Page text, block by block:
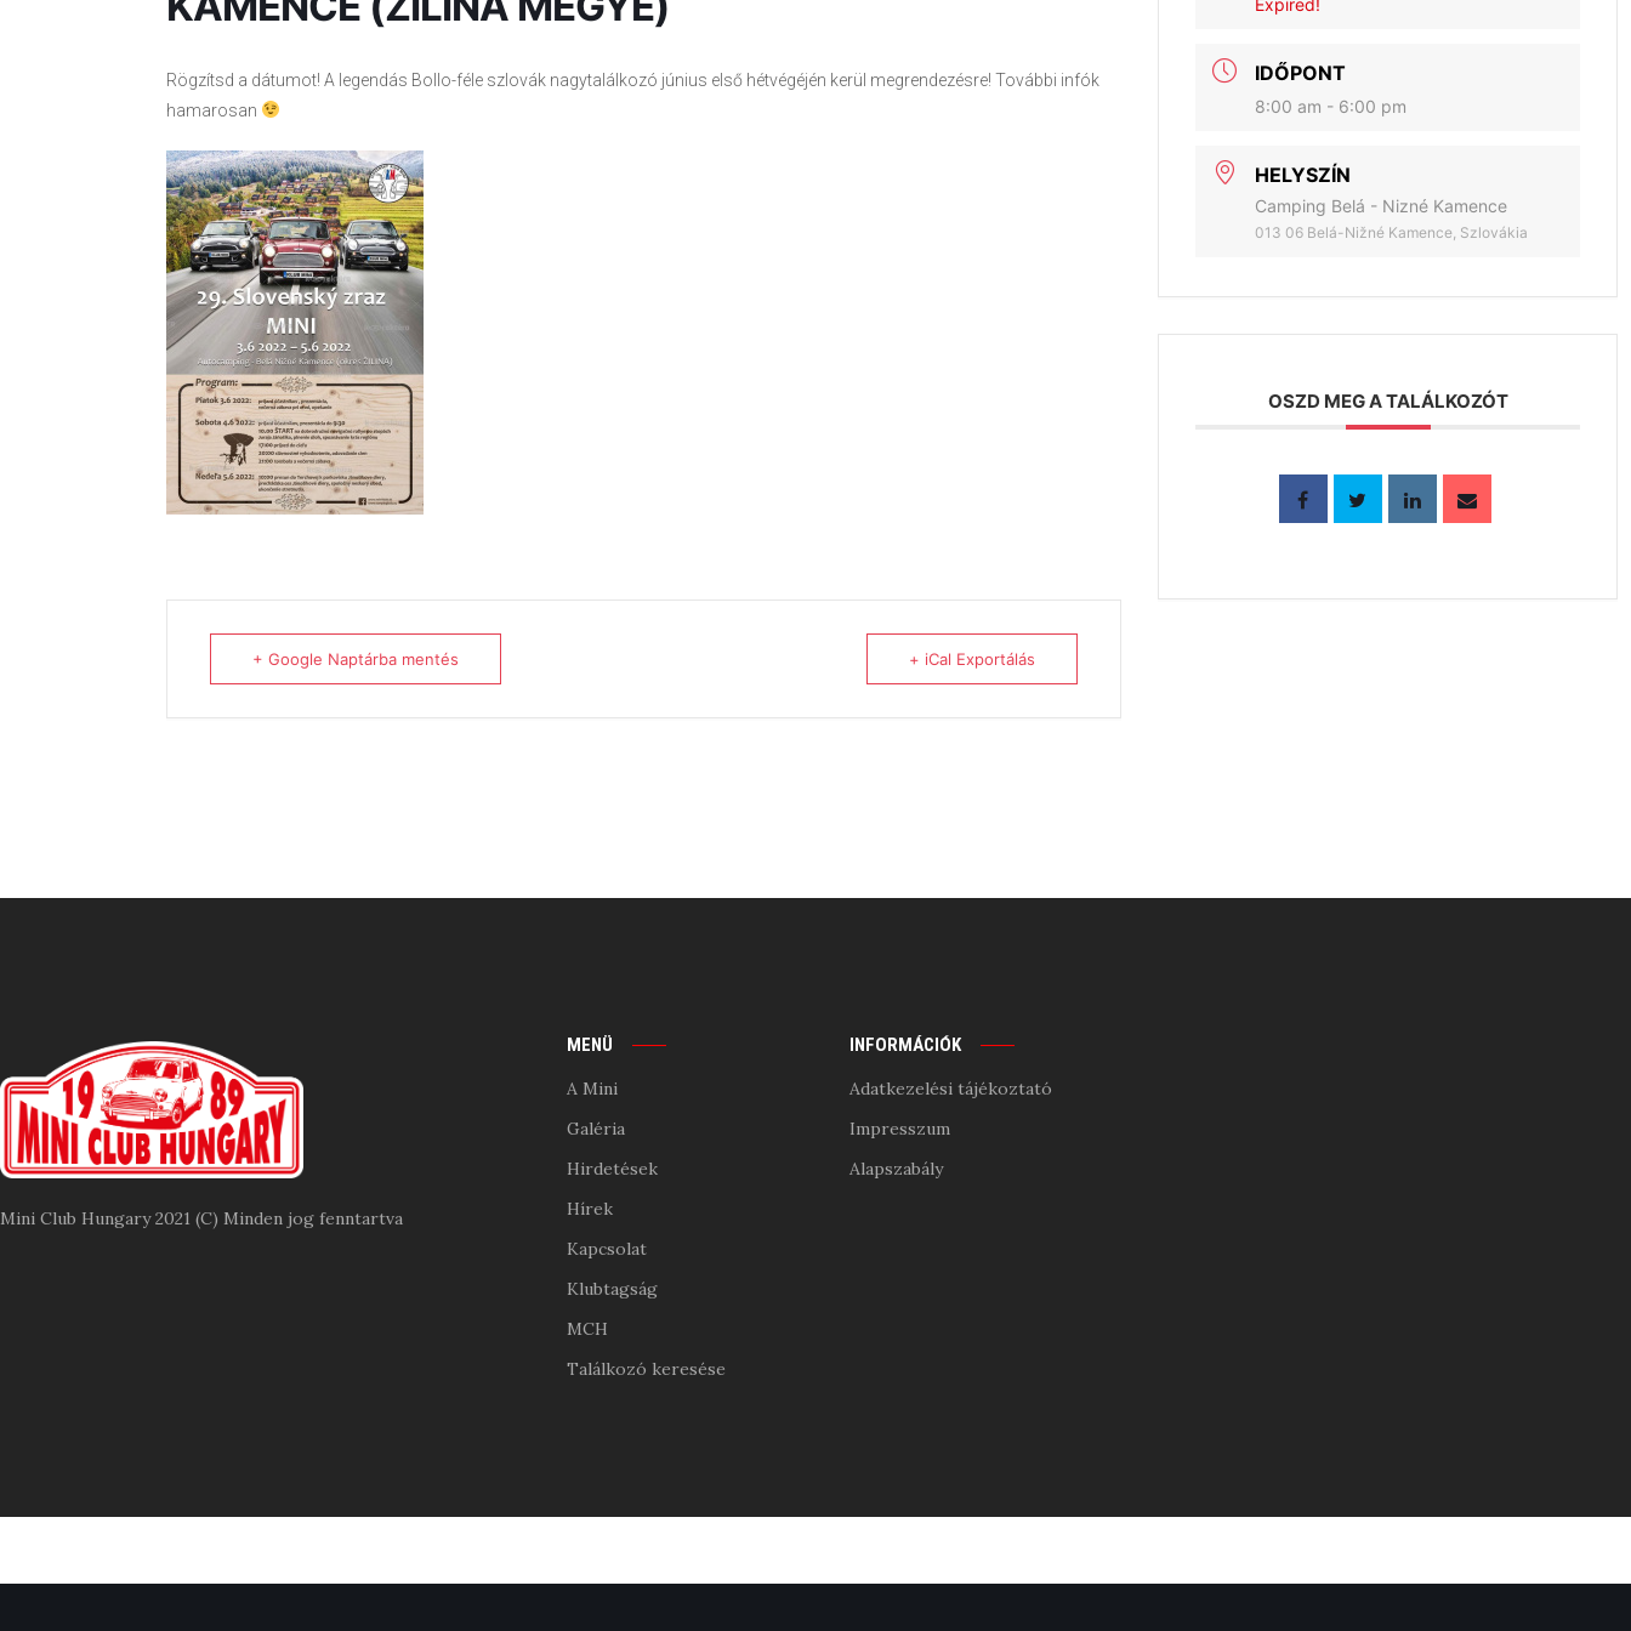
Rögzítsd a dátumot! A legendás Bollo-féle szlovák nagytalálkozó június első hétvégéjén kerül megrendezésre! További infók
hamarosan
+ Google Naptárba mentés + iCal Exportálás
IDŐPONT
8:00 am - 6:00 pm
HELYSZÍN
Camping Belá - Nizné Kamence
013 06 Belá-Nižné Kamence, Szlovákia
OSZD MEG A TALÁLKOZÓT
Mini Club Hungary 2021 (C) Minden jog fenntartva
MENÜ
A Mini
Galéria
Hirdetések
Hírek
Kapcsolat
Klubtagság
MCH
Találkozó keresése
INFORMÁCIÓK
Adatkezelési tájékoztató
Impresszum
Alapszabály